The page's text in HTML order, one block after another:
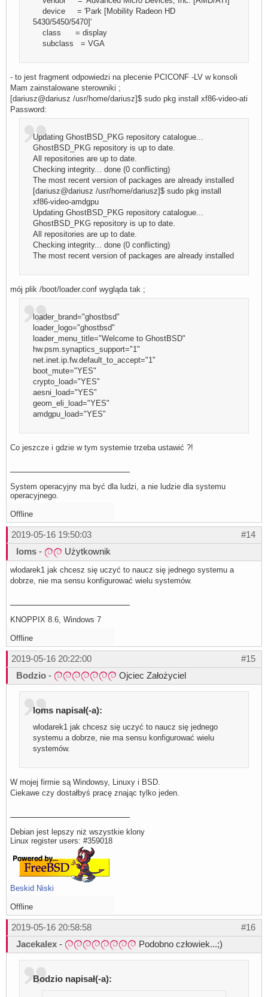
device = 'Park [Mobility Radeon HD
5430/5450/5470]'
class = display
subclass = VGA
- to jest fragment odpowiedzi na plecenie PCICONF -LV w konsoli
Mam zainstalowane sterowniki ;
[dariusz@dariusz /usr/home/dariusz]$ sudo pkg install xf86-video-ati
Password:
Updating GhostBSD_PKG repository catalogue...
GhostBSD_PKG repository is up to date.
All repositories are up to date.
Checking integrity... done (0 conflicting)
The most recent version of packages are already installed
[dariusz@dariusz /usr/home/dariusz]$ sudo pkg install
xf86-video-amdgpu
Updating GhostBSD_PKG repository catalogue...
GhostBSD_PKG repository is up to date.
All repositories are up to date.
Checking integrity... done (0 conflicting)
The most recent version of packages are already installed
mój plik /boot/loader.conf wygląda tak ;
loader_brand="ghostbsd"
loader_logo="ghostbsd"
loader_menu_title="Welcome to GhostBSD"
hw.psm.synaptics_support="1"
net.inet.ip.fw.default_to_accept="1"
boot_mute="YES"
crypto_load="YES"
aesni_load="YES"
geom_eli_load="YES"
amdgpu_load="YES"
Co jeszcze i gdzie w tym systemie trzeba ustawić ?!
System operacyjny ma być dla ludzi, a nie ludzie dla systemu
operacyjnego.
Offline
#14
2019-05-16 19:50:03
loms - Użytkownik
wlodarek1 jak chcesz się uczyć to naucz się jednego systemu a
dobrze, nie ma sensu konfigurować wielu systemów.
KNOPPIX 8.6, Windows 7
Offline
#15
2019-05-16 20:22:00
Bodzio - Ojciec Założyciel
loms napisał(-a):
wlodarek1 jak chcesz się uczyć to naucz się jednego
systemu a dobrze, nie ma sensu konfigurować wielu
systemów.
W mojej firmie są Windowsy, Linuxy i BSD.
Ciekawe czy dostałbyś pracę znając tylko jeden.
Debian jest lepszy niż wszystkie klony
Linux register users: #359018
Beskid Niski
Offline
#16
2019-05-16 20:58:58
Jacekalex - Podobno człowiek...;)
Bodzio napisał(-a):